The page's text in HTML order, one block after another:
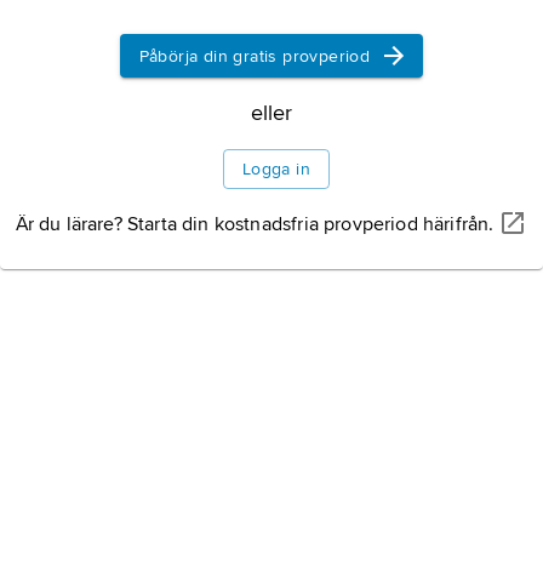
Påbörja din gratis provperiod
eller
Logga in
Är du lärare? Starta din kostnadsfria provperiod härifrån.